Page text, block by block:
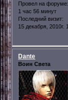
Провел на форуме:
1 час 56 минут
Последний визит:
15 декабря, 2010г.
Dante
Воин Света